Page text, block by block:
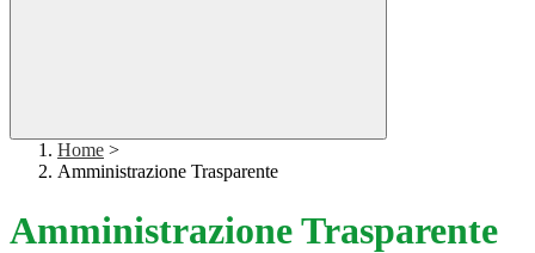
Home >
Amministrazione Trasparente
Amministrazione Trasparente